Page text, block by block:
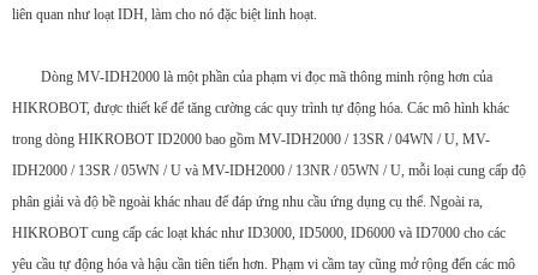
liên quan như loạt IDH, làm cho nó đặc biệt linh hoạt.
Dòng MV-IDH2000 là một phần của phạm vi đọc mã thông minh rộng hơn của
HIKROBOT, được thiết kế để tăng cường các quy trình tự động hóa. Các mô hình khác
trong dòng HIKROBOT ID2000 bao gồm MV-IDH2000 / 13SR / 04WN / U, MV-
IDH2000 / 13SR / 05WN / U và MV-IDH2000 / 13NR / 05WN / U, mỗi loại cung cấp độ
phân giải và độ bề ngoài khác nhau để đáp ứng nhu cầu ứng dụng cụ thể. Ngoài ra,
HIKROBOT cung cấp các loạt khác như ID3000, ID5000, ID6000 và ID7000 cho các
yêu cầu tự động hóa và hậu cần tiên tiến hơn. Phạm vi cầm tay cũng mở rộng đến các mô